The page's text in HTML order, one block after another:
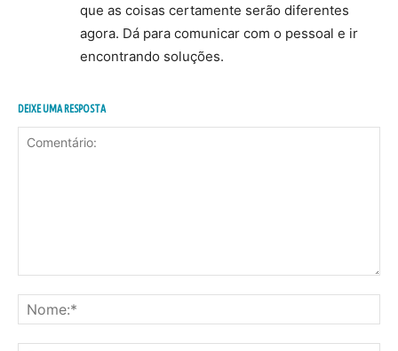
que as coisas certamente serão diferentes
agora. Dá para comunicar com o pessoal e ir
encontrando soluções.
DEIXE UMA RESPOSTA